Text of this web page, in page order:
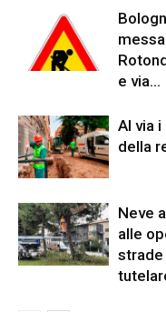
e via...
Al via
della
Neve
alle
strade